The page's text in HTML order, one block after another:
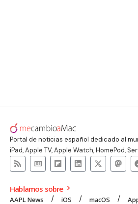
Portal de noticias español dedicado al
iPad, Apple TV, Apple Watch, HomePod,
Hablamos sobre
AAPL News iOS macOS